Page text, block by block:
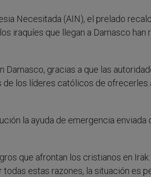
Necesitada (AIN), el prelado
iraquíes que llegan a Damasco han
Damasco, gracias a que las
de los líderes católicos de
la ayuda de emergencia
que afrontan los cristianos en
estas razones, la situación es